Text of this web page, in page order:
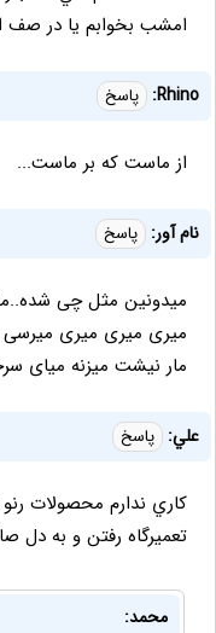
امشب بخوابم يا در صف
Rhino: پاسخ
از ماست که بر ماست...
نام آور: پاسخ
میدونین مثل چی
میری میری میری میرسی
مار نیشت میزنه میای
علي: پاسخ
كاري ندارم محصولات
تعميرگاه رفتن و به دل
محمد: